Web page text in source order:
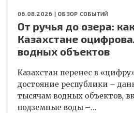
06.08.2026 | ОБЗОР СОБЫТИЙ
От ручья до озера:
Казахстане
водных объектов
Казахстан перенес в
достояние республики –
тысячам водных объектов,
подземные воды –…